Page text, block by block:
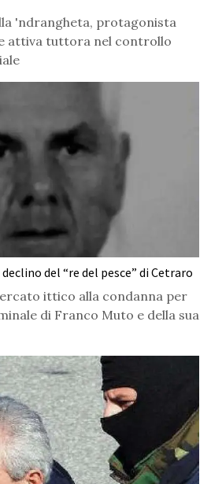
'ndrangheta, protagonista
attiva tuttora nel controllo
del “re del pesce” di Cetraro
ittico alla condanna per
di Franco Muto e della sua